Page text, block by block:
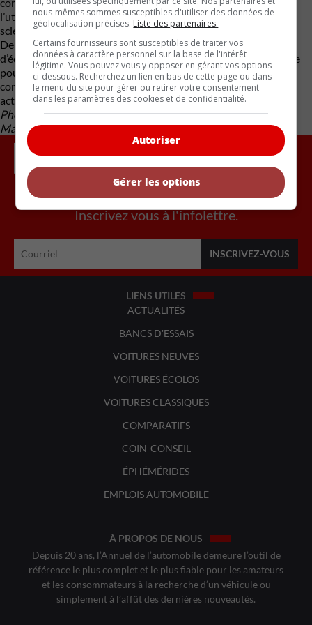
l’utiliseront pour explorer les lieux, transporter du matériel
scientifique et collecter des échantillons de la surface lunaire.
De plus, entre les missions Artemis, lorsqu’il n’y aura pas
d’équipage sur la Lune, le LTV pourra être commandé à distance
pour divers besoins de la NASA. Durant ces périodes, son
constructeur aura la possibilité de s’en servir pour ses propres
activités commerciales.
Photos : NASA, Lunar Outpost, Venturi Astrolab et Intuitive
Machines
Inscrivez vous à l'infolettre.
LIENS UTILES
ACTUALITÉS
BANCS D'ESSAIS
VOITURES NEUVES
VOITURES ÉCOLOS
VOITURES CLASSIQUES
COMPARATIFS
COIN-CONSEIL
ÉPHÉMÉRIDES
EMPLOIS AUTOMOBILE
À PROPOS DE NOUS
Depuis 20 ans, l’Annuel de l’automobile demeure l’outil de
référence le plus complet et le plus fiable pour les amateurs
et les consommateurs à la recherche d’un véhicule ou
simplement à l’affût des dernières nouveautés.
nous-mêmes sommes susceptibles d'utiliser des données de
géolocalisation précises. Liste des partenaires.
Certains fournisseurs sont susceptibles de traiter vos
données à caractère personnel sur la base de l'intérêt
légitime. Vous pouvez vous y opposer en gérant vos options
ci-dessous. Recherchez un lien en bas de cette page ou dans
le menu du site pour gérer ou retirer votre consentement
dans les paramètres des cookies et de confidentialité.
Autoriser
Gérer les options